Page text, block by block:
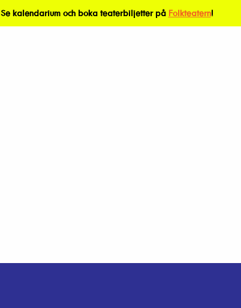
Se kalendarium och boka teaterbiljetter på Folkteatern!